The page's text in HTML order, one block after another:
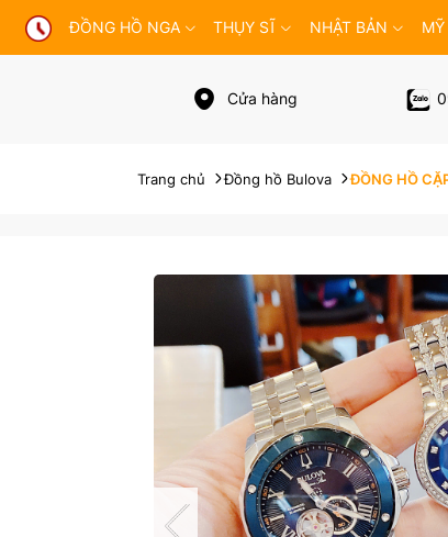
ĐỒNG HỒ NGA THỤY SĨ NHẬT BẢN
Cửa hàng
Trang chủ Đồng hồ Bulova ĐỒNG HỒ